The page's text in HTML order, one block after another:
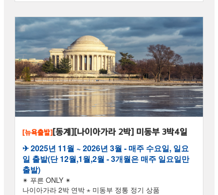
[뉴욕출발][동계][나이아가라 2박] 미동부 3박4일
✈︎ 2025년 11월 ~ 2026년 3월 - 매주 수요일, 일요
일 출발(단 12월,1월,2월 - 3개월은 매주 일요일만
출발)
✴ 푸른 ONLY ✴
나이아가라 2박 연박 ⋆ 미동부 정통 정기 상품